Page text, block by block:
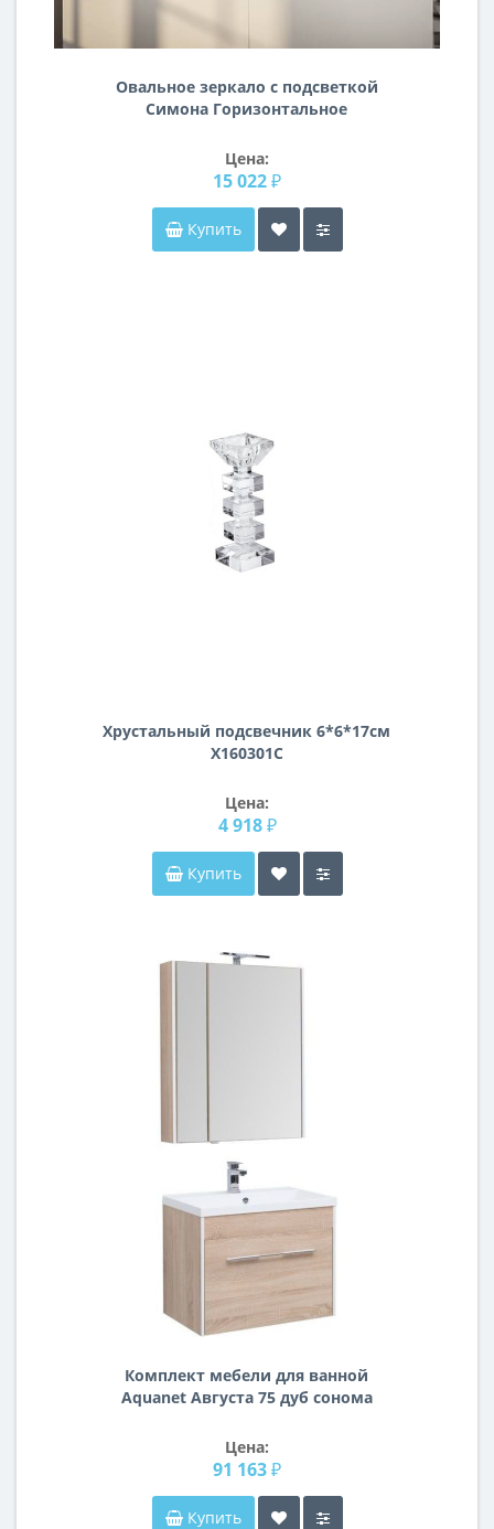
Овальное зеркало с подсветкой
Симона Горизонтальное
Цена:
15 022 ₽
Купить
Хрустальный подсвечник 6*6*17см
X160301C
Цена:
4 918 ₽
Купить
Комплект мебели для ванной
Aquanet Августа 75 дуб сонома
Цена:
91 163 ₽
Купить